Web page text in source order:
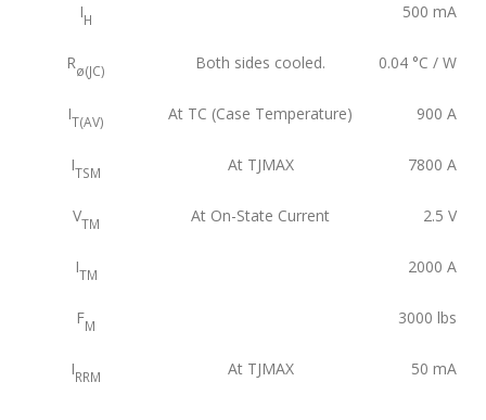
IH 500 mA
Rø(JC) Both sides cooled. 0.04 °C / W
IT(AV) At TC (Case Temperature) 900 A
ITSM At TJMAX 7800 A
VTM At On-State Current 2.5 V
ITM 2000 A
FM 3000 lbs
IRRM At TJMAX 50 mA